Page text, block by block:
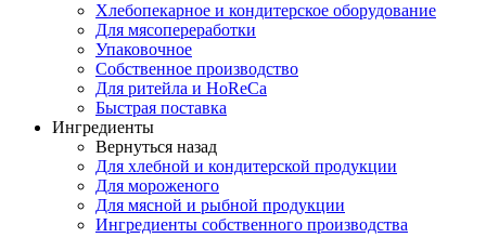
Хлебопекарное и кондитерское оборудование
Для мясопереработки
Упаковочное
Собственное производство
Для ритейла и HoReCa
Быстрая поставка
Ингредиенты
Вернуться назад
Для хлебной и кондитерской продукции
Для мороженого
Для мясной и рыбной продукции
Ингредиенты собственного производства